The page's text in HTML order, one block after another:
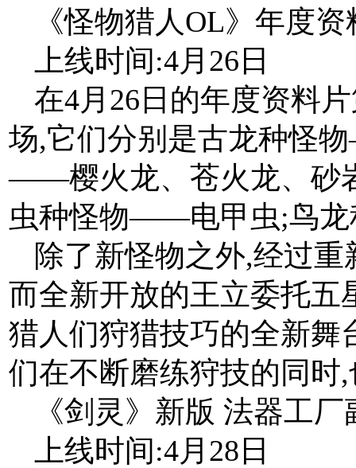
《怪物猎人OL》年度资
上线时间:4月26日
在4月26日的年度资料
场,它们分别是古龙种怪
——樱火龙、苍火龙、砂
虫种怪物——电甲虫;鸟
除了新怪物之外,经过
而全新开放的王立委托五
猎人们狩猎技巧的全新舞
们在不断磨练狩技的同时
《剑灵》新版 法器工
上线时间:4月28日